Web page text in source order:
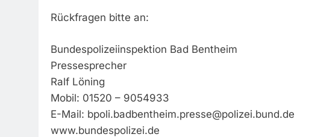
Rückfragen bitte an:
Bundespolizeiinspektion Bad Bentheim
Pressesprecher
Ralf Löning
Mobil: 01520 – 9054933
E-Mail: bpoli.badbentheim.presse@polizei.bund.de
www.bundespolizei.de